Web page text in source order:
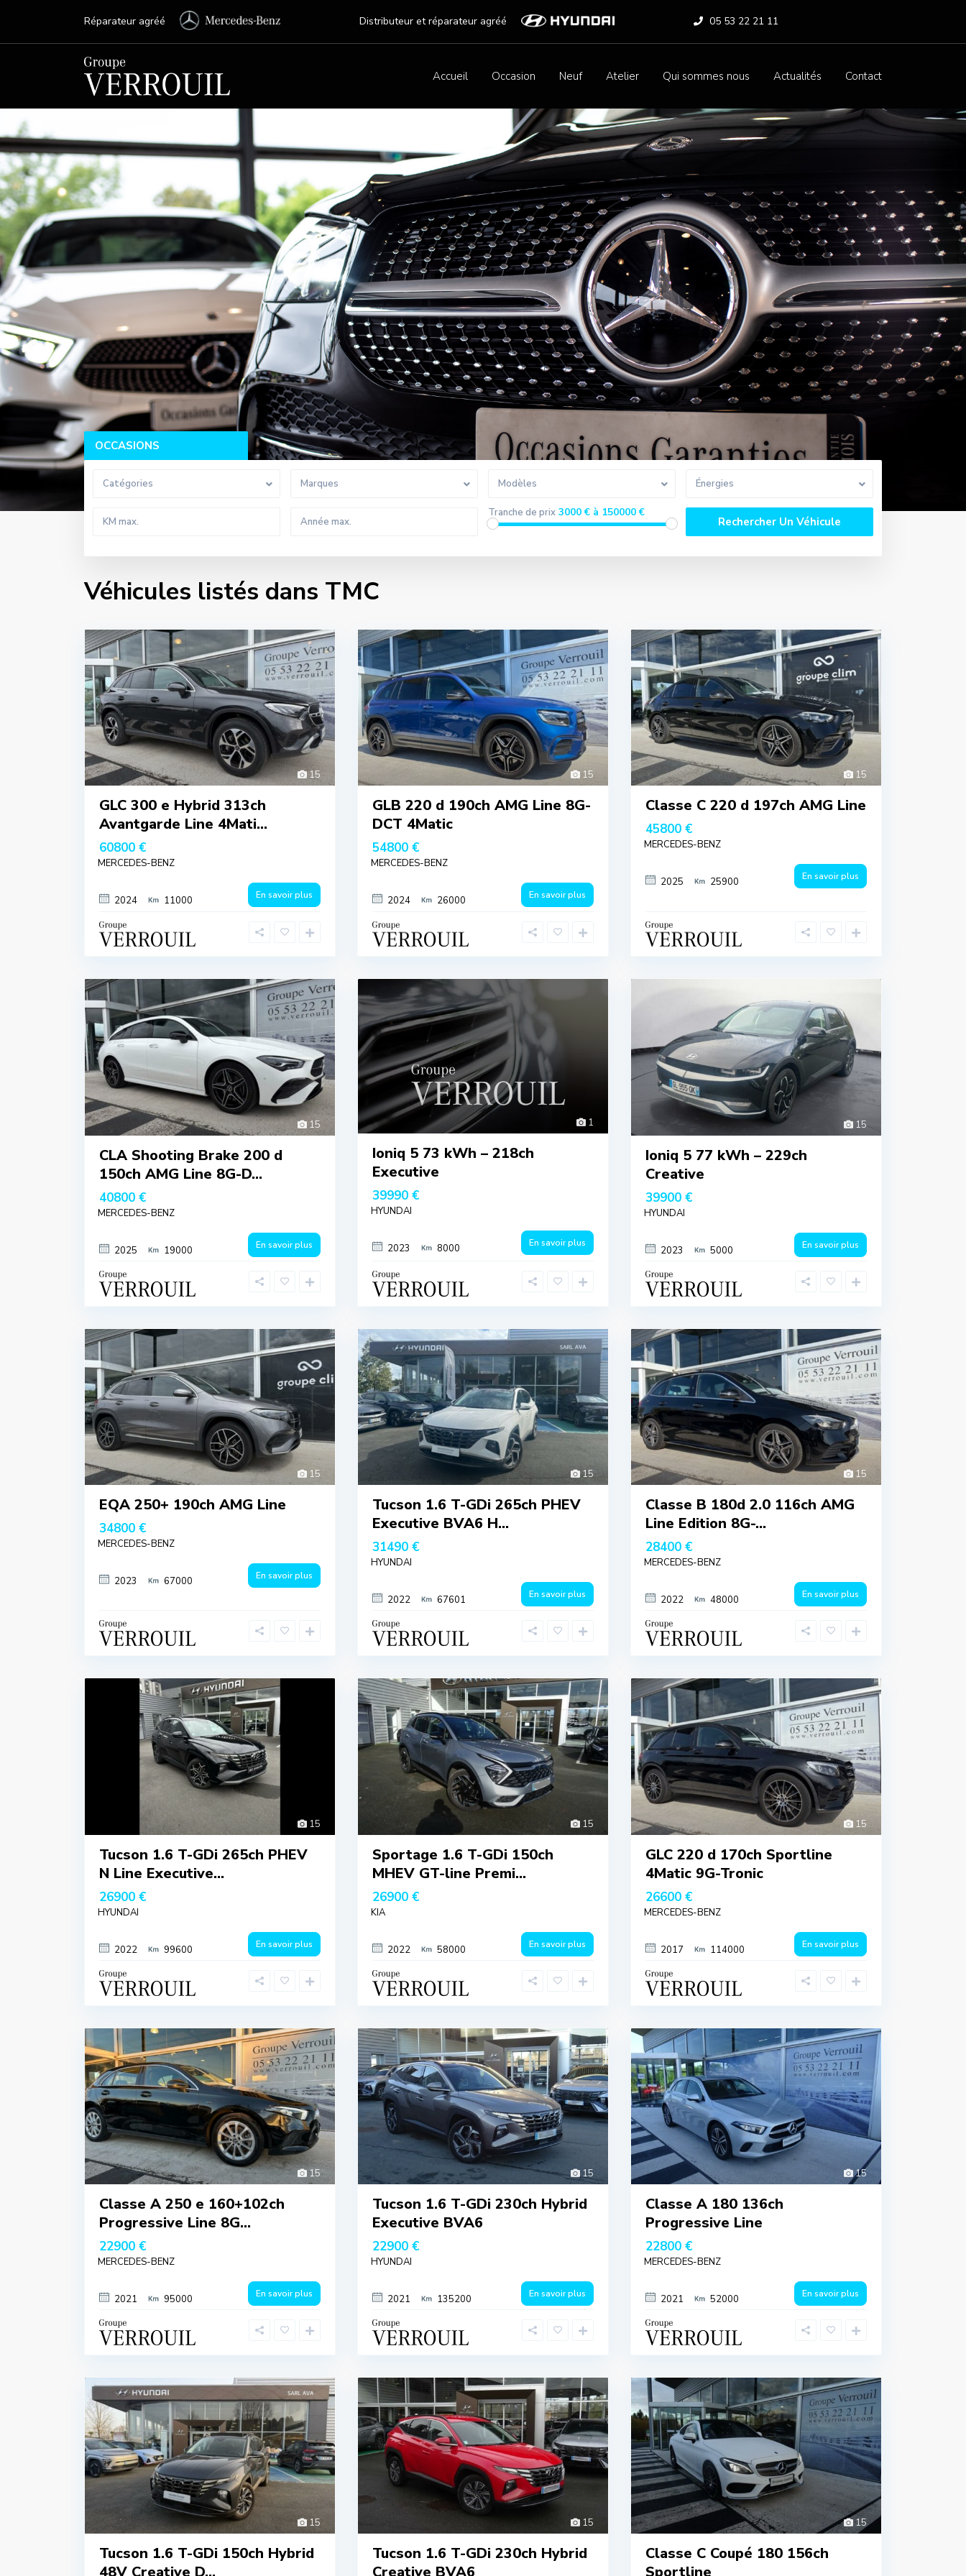
Réparateur agréé Distributeur et réparateur agréé 05 53 22 21 11
Accueil Occasion Neuf Atelier Qui sommes nous Actualités Contact
OCCASIONS
Catégories Marques Modèles Énergies
Tranche de prix 3000 € à 150000 €
Véhicules listés dans TMC
15
GLC 300 e Hybrid 313ch
Avantgarde Line 4Mati...
60800 €
MERCEDES-BENZ
2024 11000 En savoir plus
15
GLB 220 d 190ch AMG Line 8G-
DCT 4Matic
54800 €
MERCEDES-BENZ
2024 26000 En savoir plus
15
Classe C 220 d 197ch AMG Line
45800 €
MERCEDES-BENZ
2025 25900 En savoir plus
15
CLA Shooting Brake 200 d
150ch AMG Line 8G-D...
40800 €
MERCEDES-BENZ
2025 19000 En savoir plus
1
Ioniq 5 73 kWh – 218ch
Executive
39990 €
HYUNDAI
2023 8000 En savoir plus
15
Ioniq 5 77 kWh – 229ch
Creative
39900 €
HYUNDAI
2023 5000 En savoir plus
15
EQA 250+ 190ch AMG Line
34800 €
MERCEDES-BENZ
2023 67000 En savoir plus
15
Tucson 1.6 T-GDi 265ch PHEV
Executive BVA6 H...
31490 €
HYUNDAI
2022 67601 En savoir plus
15
Classe B 180d 2.0 116ch AMG
Line Edition 8G-...
28400 €
MERCEDES-BENZ
2022 48000 En savoir plus
15
Tucson 1.6 T-GDi 265ch PHEV
N Line Executive...
26900 €
HYUNDAI
2022 99600 En savoir plus
15
Sportage 1.6 T-GDi 150ch
MHEV GT-line Premi...
26900 €
KIA
2022 58000 En savoir plus
15
GLC 220 d 170ch Sportline
4Matic 9G-Tronic
26600 €
MERCEDES-BENZ
2017 114000 En savoir plus
15
Classe A 250 e 160+102ch
Progressive Line 8G...
22900 €
MERCEDES-BENZ
2021 95000 En savoir plus
15
Tucson 1.6 T-GDi 230ch Hybrid
Executive BVA6
22900 €
HYUNDAI
2021 135200 En savoir plus
15
Classe A 180 136ch
Progressive Line
22800 €
MERCEDES-BENZ
2021 52000 En savoir plus
15
Tucson 1.6 T-GDi 150ch Hybrid
15
Tucson 1.6 T-GDi 230ch Hybrid
15
Classe C Coupé 180 156ch